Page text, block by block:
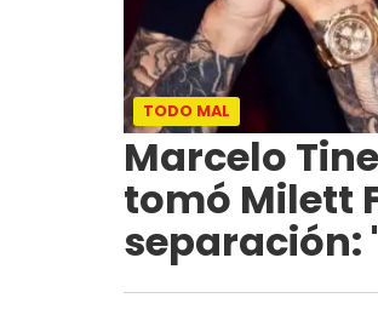
TODO MAL
Marcelo
tomó Milett
separación: